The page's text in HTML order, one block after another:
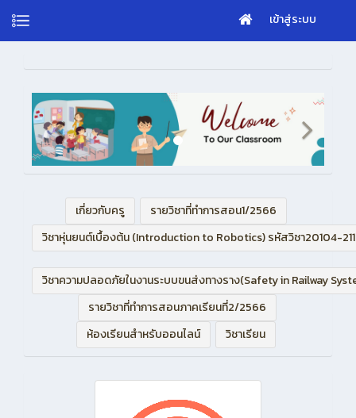
เข้าสู่ระบบ
เกี่ยวกับครู
รายวิชาที่ทำการสอน1/2566
วิชาหุ่นยนต์เบื้องต้น (Introduction to Robotics) รหัสวิชา20104-
วิชาความปลอดภัยในงานระบบขนส่งทางราง(Safety in Railway
รายวิชาที่ทำการสอนภาคเรียนที่2/2566
ห้องเรียนสำหรับออนไลน์
วิชาเรียน